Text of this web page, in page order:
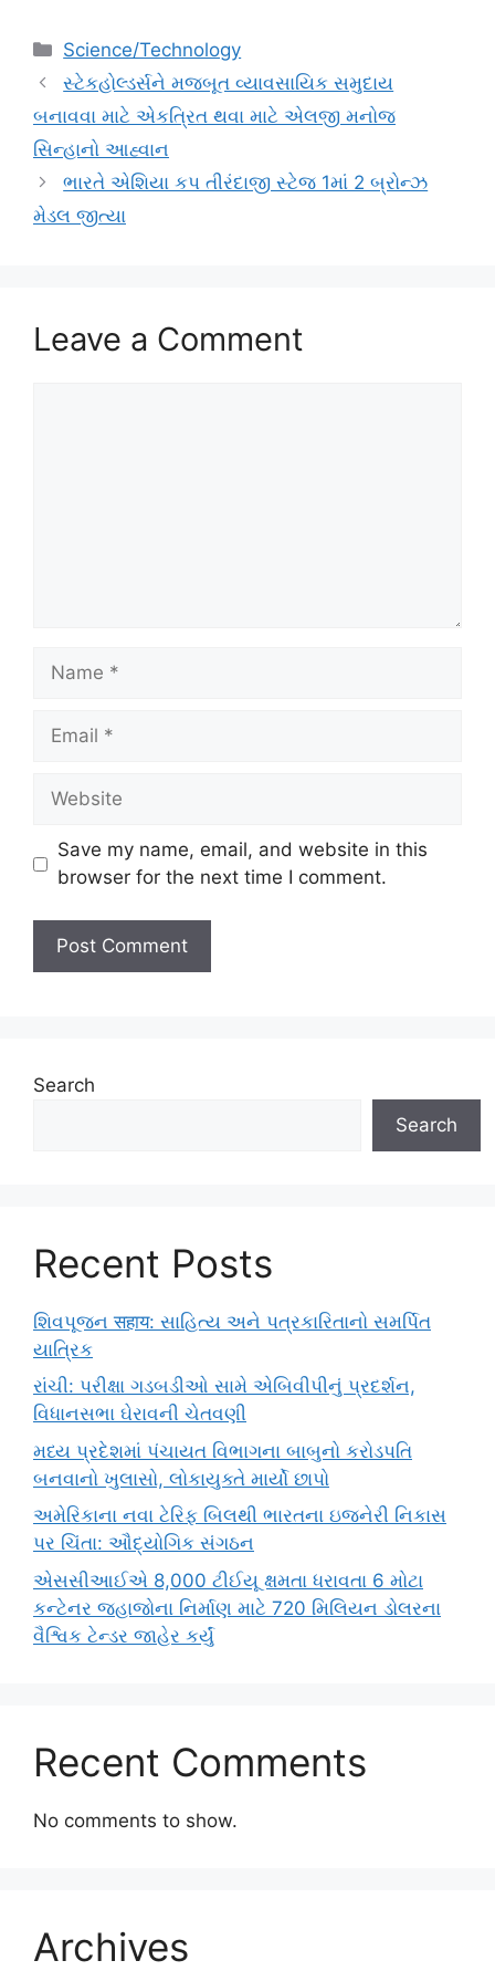
Categories
Science/Technology
સ્ટેકહોલ્ડર્સને મજબૂત વ્યાવસાયિક સમુદાય
બનાવવા માટે એકત્રિત થવા માટે એલજી મનોજ
સિન્હાનો આહ્વાન
ભારતે એશિયા કપ તીરંદાજી સ્ટેજ 1માં 2 બ્રોન્ઝ
મેડલ જીત્યા
Leave a Comment
Name
Email
Website
Save my name, email, and website in this
browser for the next time I comment.
Search
Search
Recent Posts
શિવપૂજન सहाय: સાહિત્ય અને પત્રકારિતાનો સમર્પિત
યાત્રિક
રાંચી: પરીક્ષા ગડબડીઓ સામે એબિવીપીનું પ્રદર્શન,
વિધાનસભા ઘેરાવની ચેતવણી
મધ્ય પ્રદેશમાં પંચાયત વિભાગના બાબુનો કરોડપતિ
બનવાનો ખુલાસો, લોકાયુક્તે માર્યો છાપો
અમેરિકાના નવા ટેરિફ બિલથી ભારતના ઇજનેરી નિકાસ
પર ચિંતા: ઔદ્યોગિક સંગઠન
એસસીઆઈએ 8,000 ટીઈયૂ ક્ષમતા ધરાવતા 6 મોટા
કન્ટેનર જહાજોના નિર્માણ માટે 720 મિલિયન ડોલરના
વૈશ્વિક ટેન્ડર જાહેર કર્યું
Recent Comments
No comments to show.
Archives